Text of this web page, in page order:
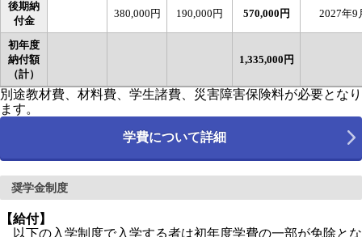
後期納
付金
380,000円 190,000円 570,000円 2027年9
初年度
納付額
（計）
1,335,000円
別途教材費、材料費、学生諸費、災害障害保険料が必要となり
ます。
学費について詳細
奨学金制度
【給付】
以下の入学制度で入学する者は初年度学費の一部が免除とな